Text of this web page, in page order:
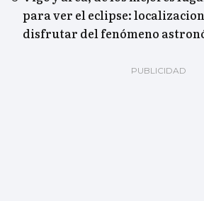
para ver el eclipse:
disfrutar del fenómeno